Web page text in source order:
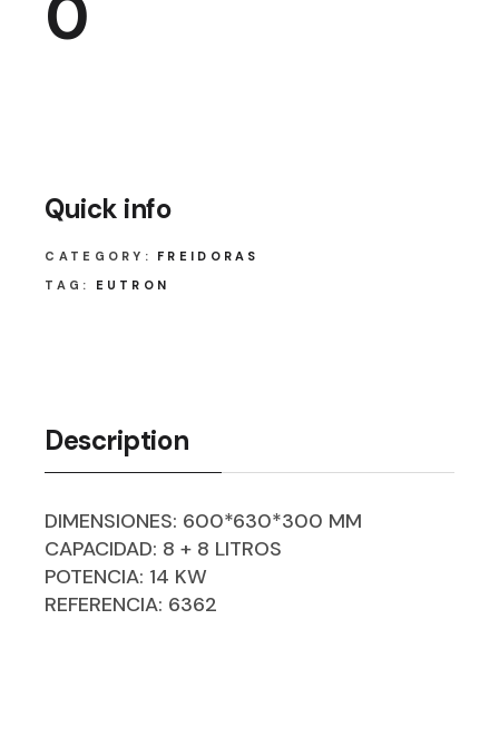
0
Quick info
CATEGORY:
FREIDORAS
TAG:
EUTRON
Description
DIMENSIONES: 600*630*300 MM
CAPACIDAD: 8 + 8 LITROS
POTENCIA: 14 KW
REFERENCIA: 6362